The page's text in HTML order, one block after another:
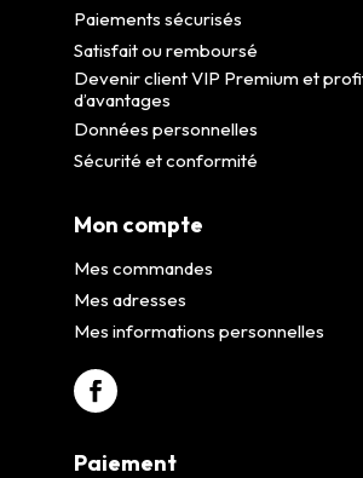
Paiements sécurisés
Satisfait ou remboursé
Devenir client VIP Premium et
d’avantages
Données personnelles
Sécurité et conformité
Mon compte
Mes commandes
Mes adresses
Mes informations personnelles
Paiement